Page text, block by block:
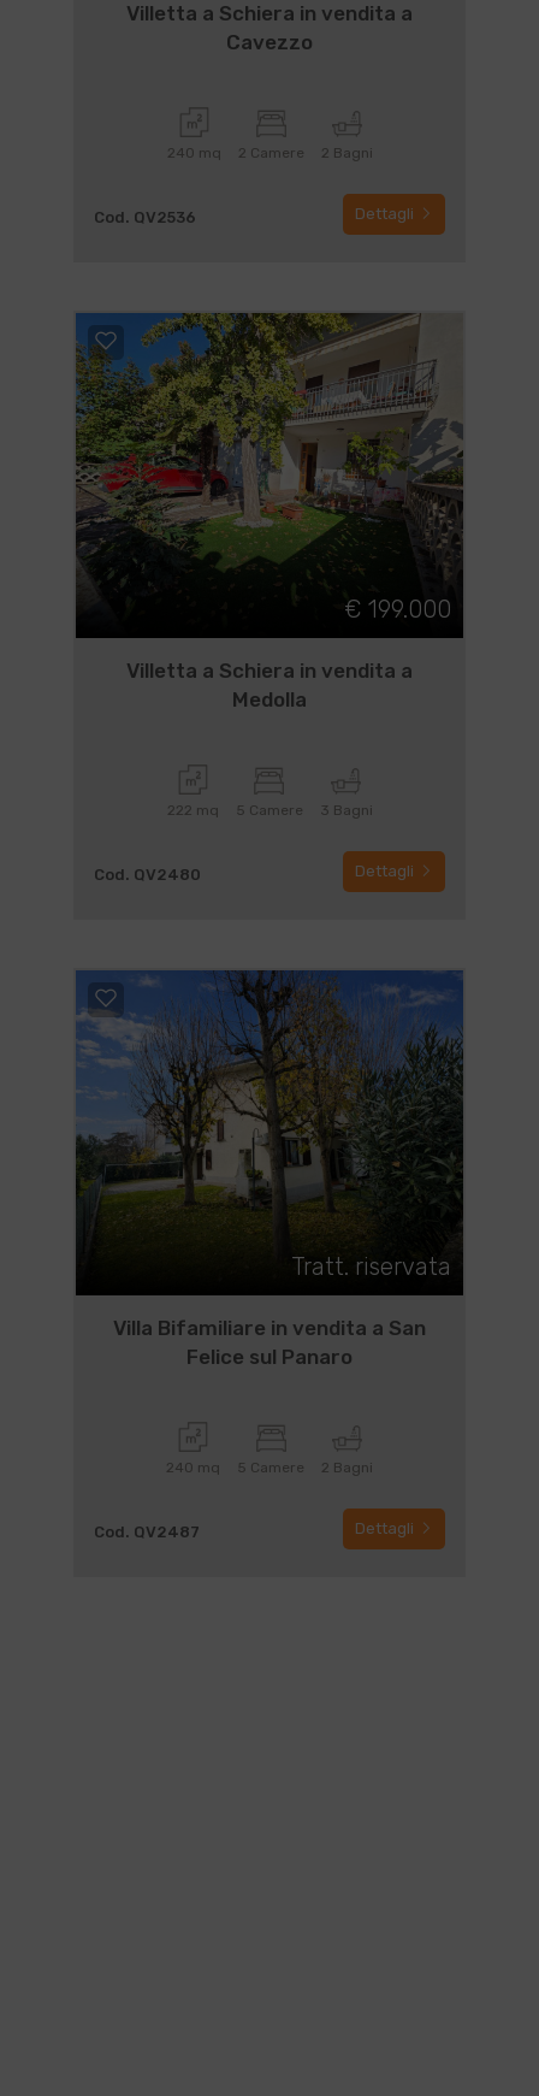
Villetta a Schiera in vendita a
Cavezzo
240 mq 2 Camere 2 Bagni
Cod. QV2536 Dettagli
€ 199.000
Villetta a Schiera in vendita a
Medolla
222 mq 5 Camere 3 Bagni
Cod. QV2480 Dettagli
Tratt. riservata
Villa Bifamiliare in vendita a San
Felice sul Panaro
240 mq 5 Camere 2 Bagni
Cod. QV2487 Dettagli